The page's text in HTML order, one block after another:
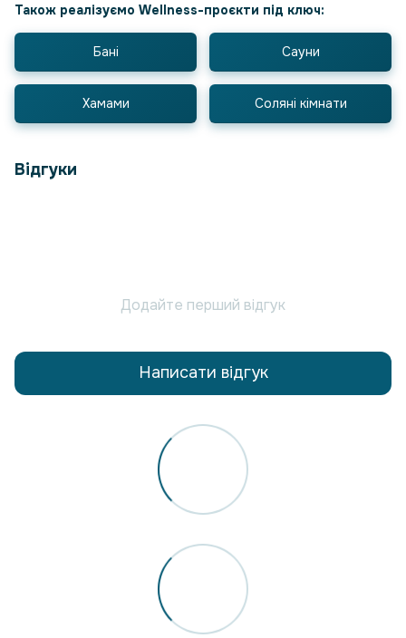
Також реалізуємо Wellness-проєкти під ключ:
Бані Сауни
Хамами Соляні кімнати
Відгуки
Додайте перший відгук
Написати відгук